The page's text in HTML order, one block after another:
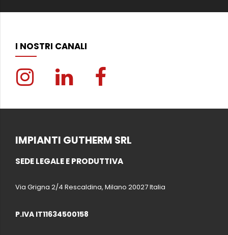
I NOSTRI CANALI
IMPIANTI GUTHERM SRL
SEDE LEGALE E PRODUTTIVA
Via Grigna 2/4 Rescaldina, Milano 20027 Italia
P.IVA IT11634500158